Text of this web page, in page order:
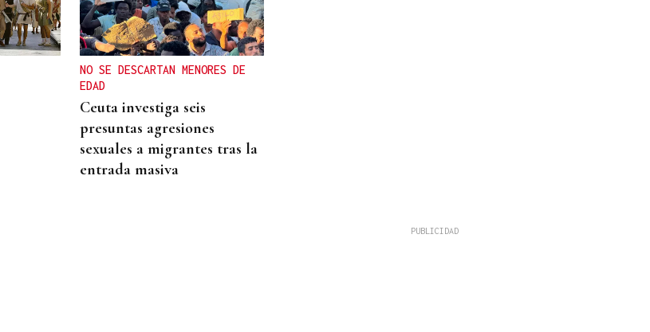
NO SE DESCARTAN MENORES DE
EDAD
Ceuta investiga seis
presuntas agresiones
sexuales a migrantes tras la
entrada masiva